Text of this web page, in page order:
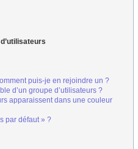
puis-je en rejoindre un ?
d’un groupe d’utilisateurs ?
apparaissent dans une couleur
par défaut » ?